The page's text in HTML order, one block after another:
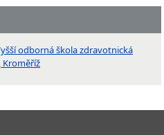
odborná škola zdravotnická
Kroměříž